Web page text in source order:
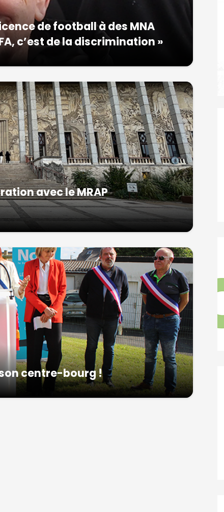
de football à des MNA
c’est de la discrimination »
avec le MRAP
centre-bourg !